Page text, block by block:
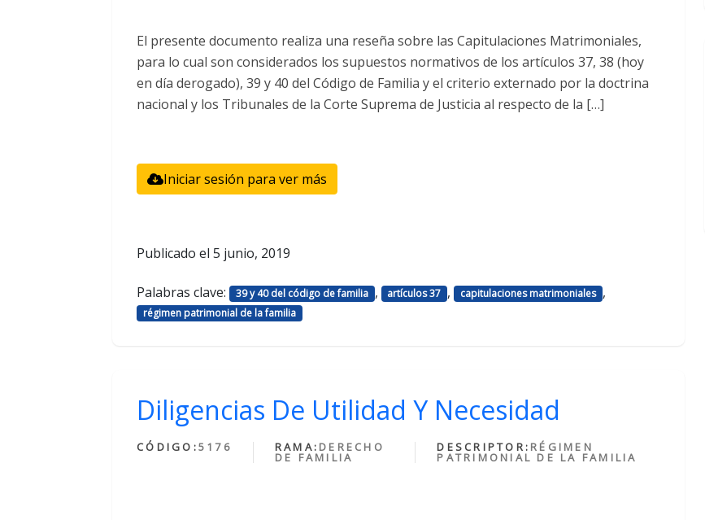
El presente documento realiza una reseña sobre las Capitulaciones Matrimoniales,
para lo cual son considerados los supuestos normativos de los artículos 37, 38 (hoy
en día derogado), 39 y 40 del Código de Familia y el criterio externado por la doctrina
nacional y los Tribunales de la Corte Suprema de Justicia al respecto de la […]
Iniciar sesión para ver más
Publicado el 5 junio, 2019
Palabras clave: 39 y 40 del código de familia , artículos 37 , capitulaciones matrimoniales ,
régimen patrimonial de la familia
Diligencias De Utilidad Y Necesidad
CÓDIGO:5176 RAMA: DERECHO
DE FAMILIA
DESCRIPTOR: RÉGIMEN
PATRIMONIAL DE LA FAMILIA